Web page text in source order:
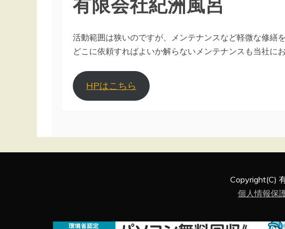
活動範囲は狭いのですが、メンテナンスなど軽微な修繕
どこに依頼すればよいか解らないメンテナンスも当社にお
HPはこちら
Copyright(C)
個人情報保